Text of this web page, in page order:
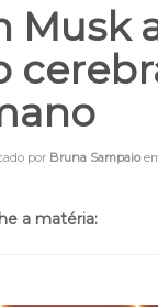
Musk
por Bruna Sampaio
a matéria: